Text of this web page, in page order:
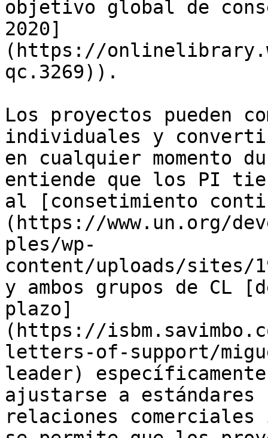
objetivo global de
2020]
(https://
qc.3269)).
Los proyectos pueden
individuales y
en cualquier momento
entiende que los PI
al [consetimiento
(https://www.un.org/
ples/wp-
content/uploads/sites/
y ambos grupos de CL
plazo]
(https://
letters-of-support/
leader)
ajustarse a
relaciones